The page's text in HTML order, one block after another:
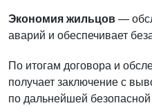
Экономия жильцов—
аварий и обеспечивает
По итогам договора и
получает заключение с
по дальнейшей